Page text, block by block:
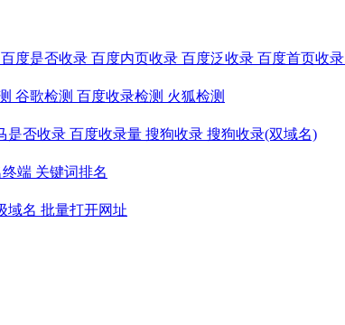
百度是否收录 百度内页收录 百度泛收录 百度首页收录
谷歌检测 百度收录检测 火狐检测
是否收录 百度收录量 搜狗收录 搜狗收录(双域名)
端 关键词排名
域名 批量打开网址